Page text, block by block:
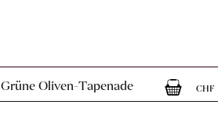
Grüne Oliven-Tapenade
CHF